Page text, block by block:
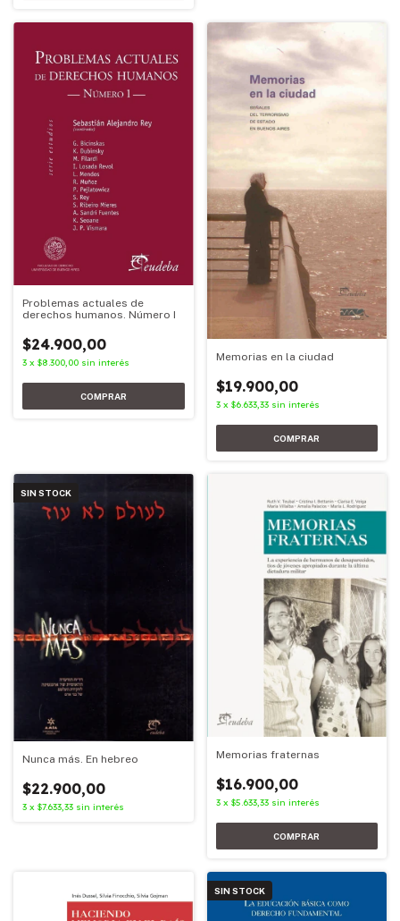
Problemas actuales de
derechos humanos. Número I
$24.900,00
3 x $8.300,00 sin interés Memorias en la ciudad
$19.900,00
3 x $6.633,33 sin interés
SIN STOCK
Nunca más. En hebreo
$22.900,00
3 x $7.633,33 sin interés
Memorias fraternas
$16.900,00
3 x $5.633,33 sin interés
SIN STOCK